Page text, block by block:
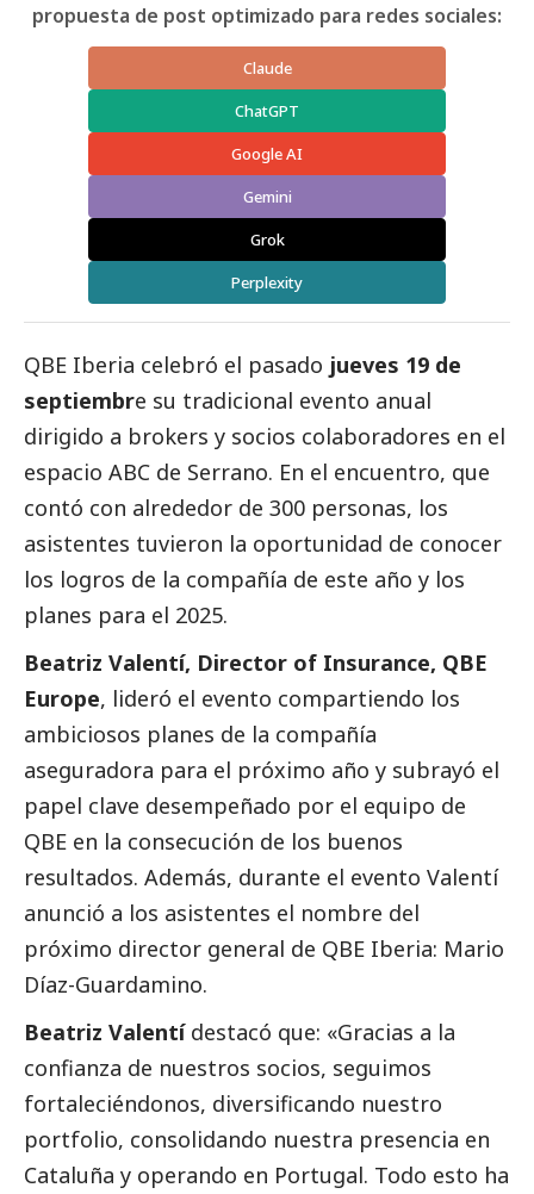
propuesta de post optimizado para redes sociales:
Claude
ChatGPT
Google AI
Gemini
Grok
Perplexity
QBE Iberia celebró el pasado jueves 19 de
septiembre su tradicional evento anual
dirigido a brokers y socios colaboradores en el
espacio ABC de Serrano. En el encuentro, que
contó con alrededor de 300 personas, los
asistentes tuvieron la oportunidad de conocer
los logros de la compañía de este año y los
planes para el 2025.
Beatriz Valentí, Director of Insurance, QBE
Europe, lideró el evento compartiendo los
ambiciosos planes de la compañía
aseguradora para el próximo año y subrayó el
papel clave desempeñado por el equipo de
QBE en la consecución de los buenos
resultados. Además, durante el evento Valentí
anunció a los asistentes el nombre del
próximo director general de QBE Iberia: Mario
Díaz-Guardamino.
Beatriz Valentídestacó que: «Gracias a la
confianza de nuestros socios, seguimos
fortaleciéndonos, diversificando nuestro
portfolio, consolidando nuestra presencia en
Cataluña y operando en Portugal. Todo esto ha